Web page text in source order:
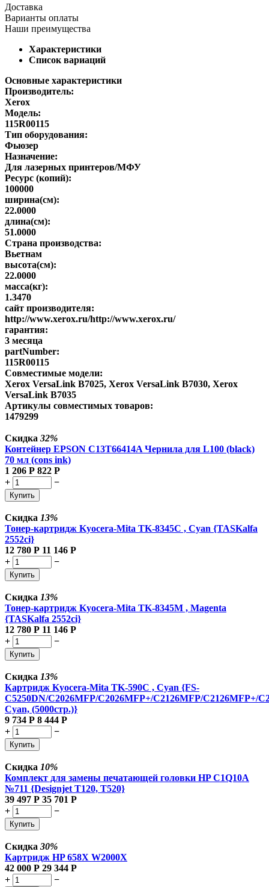
Доставка
Варианты оплаты
Наши преимущества
Характеристики
Список вариаций
Основные характеристики
Производитель:
Xerox
Модель:
115R00115
Тип оборудования:
Фьюзер
Назначение:
Для лазерных принтеров/МФУ
Ресурс (копий):
100000
ширина(см):
22.0000
длина(см):
51.0000
Страна производства:
Вьетнам
высота(см):
22.0000
масса(кг):
1.3470
сайт производителя:
http://www.xerox.ru/http://www.xerox.ru/
гарантия:
3 месяца
partNumber:
115R00115
Совместимые модели:
Xerox VersaLink B7025, Xerox VersaLink B7030, Xerox
VersaLink B7035
Артикулы совместимых товаров:
1479299
Скидка 32%
Контейнер EPSON C13T66414A Чернила для L100 (black)
70 мл (cons ink)
1 206 Р 822 Р
+
−
Купить
Скидка 13%
Тонер-картридж Kyocera-Mita TK-8345C , Cyan {TASKalfa
2552ci}
12 780 Р 11 146 Р
+
−
Купить
Скидка 13%
Тонер-картридж Kyocera-Mita TK-8345M , Magenta
{TASKalfa 2552ci}
12 780 Р 11 146 Р
+
−
Купить
Скидка 13%
Картридж Kyocera-Mita TK-590C , Cyan {FS-
C5250DN/C2026MFP/C2026MFP+/C2126MFP/C2126MFP+/
Cyan, (5000стр.)}
9 734 Р 8 444 Р
+
−
Купить
Скидка 10%
Комплект для замены печатающей головки HP C1Q10A
№711 {Designjet T120, T520}
39 497 Р 35 701 Р
+
−
Купить
Скидка 30%
Картридж HP 658X W2000X
42 000 Р 29 344 Р
+
−